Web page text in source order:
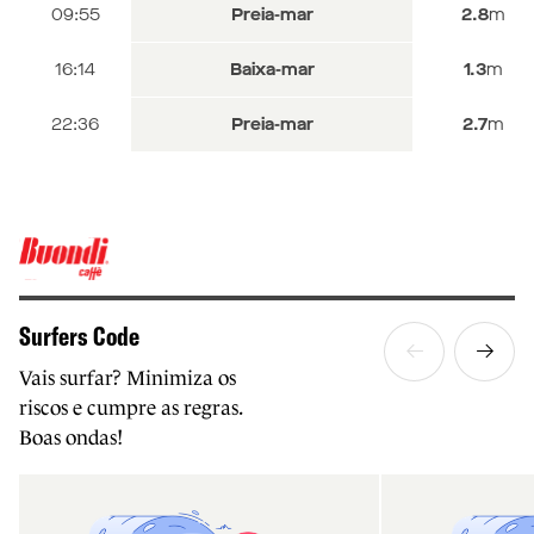
09:55 Preia-mar 2.8m
16:14 Baixa-mar 1.3m
22:36 Preia-mar 2.7m
11:19 Preia-mar 2.8m
17:47 Baixa-mar 1.2m
06:14 Baixa-mar 1.2m
12:37 Preia-mar 3.0m
19:05 Baixa-mar 1.0m
Surfers Code
Vais surfar? Minimiza os
riscos e cumpre as regras.
Boas ondas!